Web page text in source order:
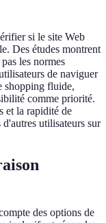
si le site Web
Des études montrent
les normes
de naviguer
shopping fluide,
comme priorité.
et la rapidité de
d'autres utilisateurs sur
des options de